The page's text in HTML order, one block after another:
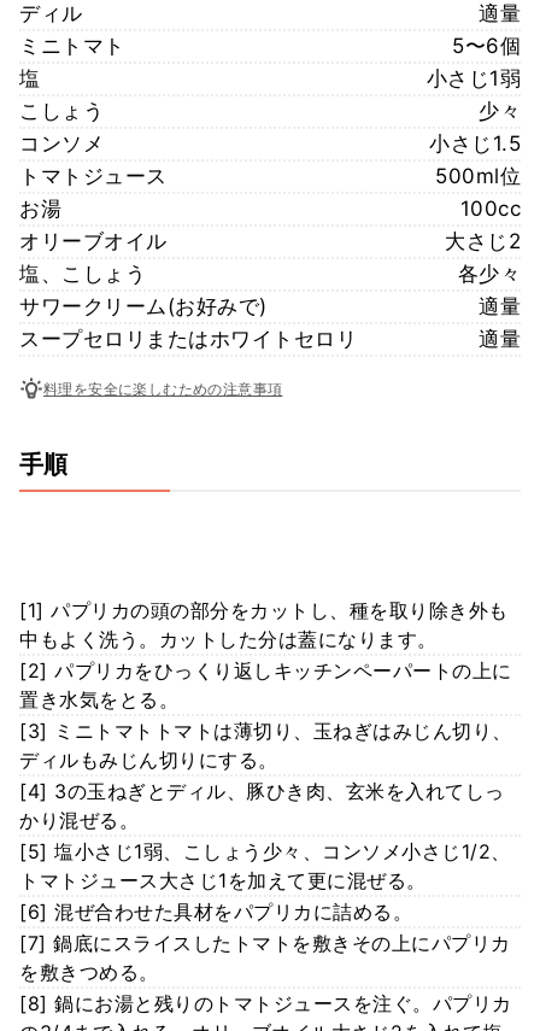
ディル
適量
ミニトマト
5〜6個
塩
小さじ1弱
こしょう
少々
コンソメ
小さじ1.5
トマトジュース
500ml位
お湯
100cc
オリーブオイル
大さじ2
塩、こしょう
各少々
サワークリーム(お好みで)
適量
スープセロリまたはホワイトセロリ
適量
料理を安全に楽しむための注意事項
手順
[1] パプリカの頭の部分をカットし、種を取り除き外も
中もよく洗う。カットした分は蓋になります。
[2] パプリカをひっくり返しキッチンペーパートの上に
置き水気をとる。
[3] ミニトマトトマトは薄切り、玉ねぎはみじん切り、
ディルもみじん切りにする。
[4] 3の玉ねぎとディル、豚ひき肉、玄米を入れてしっ
かり混ぜる。
[5] 塩小さじ1弱、こしょう少々、コンソメ小さじ1/2、
トマトジュース大さじ1を加えて更に混ぜる。
[6] 混ぜ合わせた具材をパプリカに詰める。
[7] 鍋底にスライスしたトマトを敷きその上にパプリカ
を敷きつめる。
[8] 鍋にお湯と残りのトマトジュースを注ぐ。パプリカ